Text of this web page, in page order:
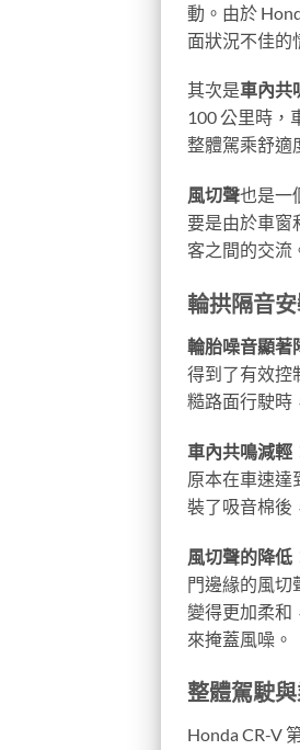
動。由於
面狀況不佳的
其次是車內共
100 公里時，
整體駕乘舒適
風切聲也是一
要是由於車窗
客之間的交流
輪拱隔音
輪胎噪音顯著
得到了有效控
糙路面行駛時
車內共鳴減輕
原本在車速達
裝了吸音棉後
風切聲的降低
門邊緣的風切
變得更加柔和
來掩蓋風噪。
整體駕駛
Honda CR-V